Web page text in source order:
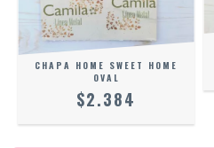
CHAPA HOME SWEET HOME
OVAL
$2.384